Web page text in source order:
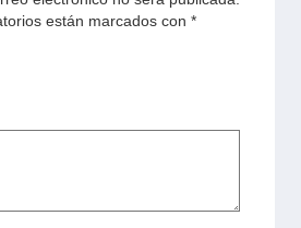
están marcados con *